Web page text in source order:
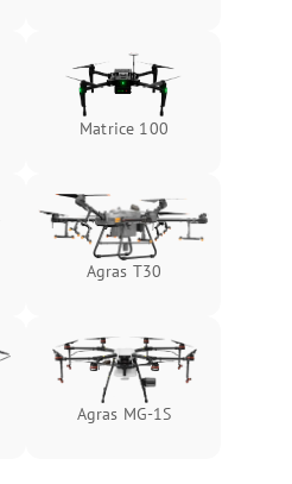
Matrice 100
Agras T30
Agras MG-1S